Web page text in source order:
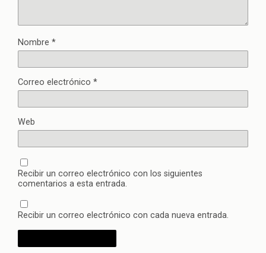
Nombre *
Correo electrónico *
Web
Recibir un correo electrónico con los siguientes
comentarios a esta entrada.
Recibir un correo electrónico con cada nueva entrada.